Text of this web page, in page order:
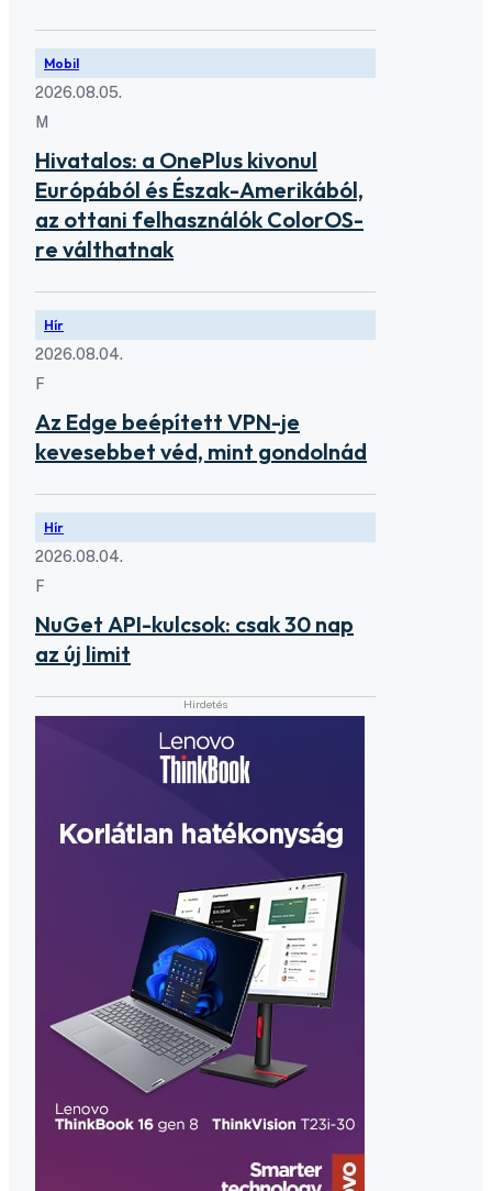
Mobil
2026.08.05.
M
Hivatalos: a OnePlus kivonul
Európából és Észak-Amerikából,
az ottani felhasználók ColorOS-
re válthatnak
Hír
2026.08.04.
F
Az Edge beépített VPN-je
kevesebbet véd, mint gondolnád
Hír
2026.08.04.
F
NuGet API-kulcsok: csak 30 nap
az új limit